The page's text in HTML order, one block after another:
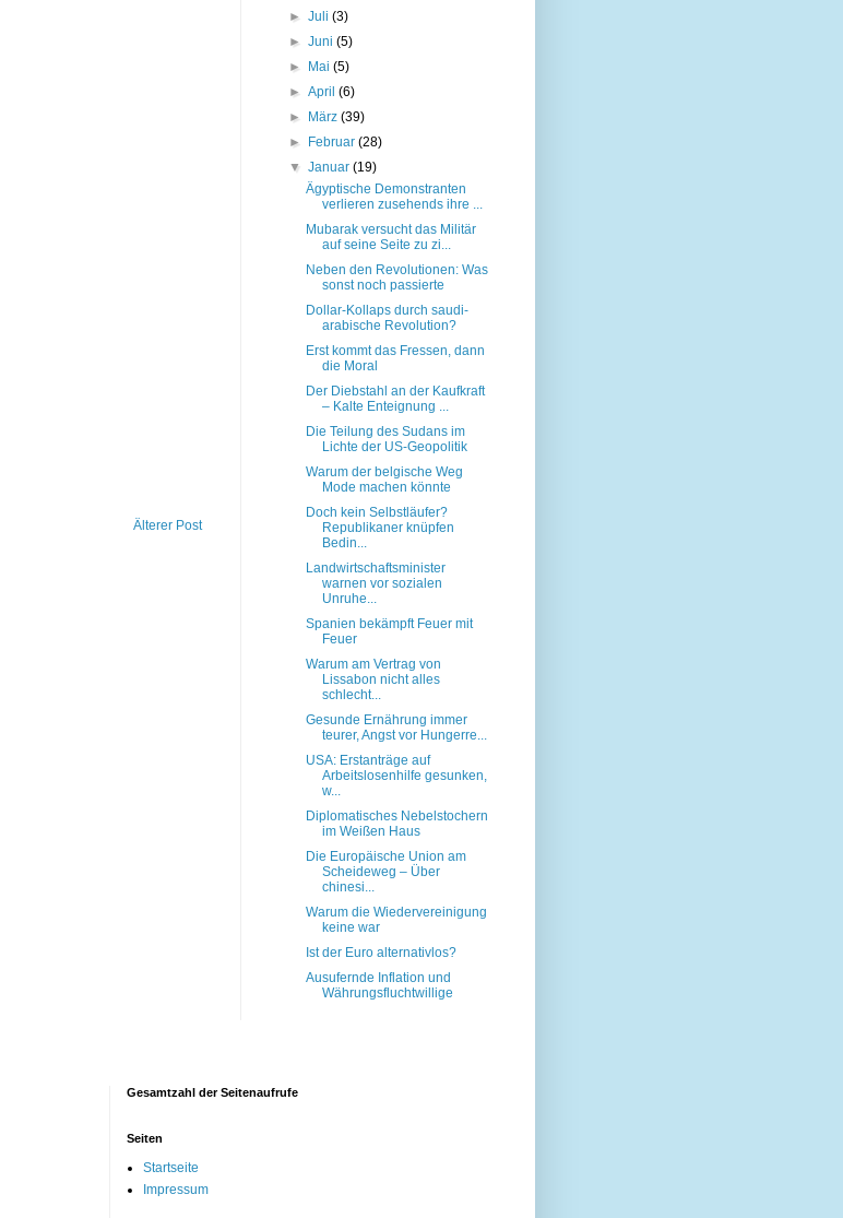
Älterer Post
►Juli(3)
►Juni(5)
► Mai(5)
►April(6)
► März(39)
► Februar(28)
▼Januar(19)
Ägyptische Demonstranten
verlieren zusehends ihre ...
Mubarak versucht das Militär
auf seine Seite zu zi...
Neben den Revolutionen: Was
sonst noch passierte
Dollar-Kollaps durch saudi-
arabische Revolution?
Erst kommt das Fressen, dann
die Moral
Der Diebstahl an der Kaufkraft
– Kalte Enteignung ...
Die Teilung des Sudans im
Lichte der US-Geopolitik
Warum der belgische Weg
Mode machen könnte
Doch kein Selbstläufer?
Republikaner knüpfen
Bedin...
Landwirtschaftsminister
warnen vor sozialen
Unruhe...
Spanien bekämpft Feuer mit
Feuer
Warum am Vertrag von
Lissabon nicht alles
schlecht...
Gesunde Ernährung immer
teurer, Angst vor Hungerre...
USA: Erstanträge auf
Arbeitslosenhilfe gesunken,
w...
Diplomatisches Nebelstochern
im Weißen Haus
Die Europäische Union am
Scheideweg – Über
chinesi...
Warum die Wiedervereinigung
keine war
Ist der Euro alternativlos?
Ausufernde Inflation und
Währungsfluchtwillige
Gesamtzahl der Seitenaufrufe
Seiten
Startseite
Impressum